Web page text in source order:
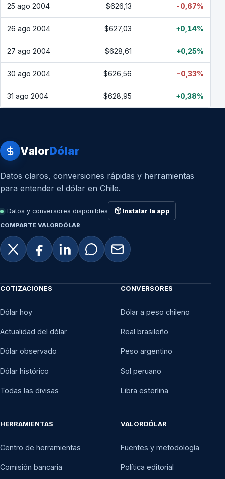
25 ago 2004 $626,13 -0,67%
26 ago 2004 $627,03 +0,14%
27 ago 2004 $628,61 +0,25%
30 ago 2004 $626,56 -0,33%
31 ago 2004 $628,95 +0,38%
ValorDólar
Datos claros, conversiones rápidas y herramientas
para entender el dólar en Chile.
Datos y conversores disponibles Instalar la app
COMPARTE VALORDÓLAR
COTIZACIONES
Dólar hoy
Actualidad del dólar
Dólar observado
Dólar histórico
Todas las divisas
CONVERSORES
Dólar a peso chileno
Real brasileño
Peso argentino
Sol peruano
Libra esterlina
HERRAMIENTAS
Centro de herramientas
Comisión bancaria
VALORDÓLAR
Fuentes y metodología
Política editorial